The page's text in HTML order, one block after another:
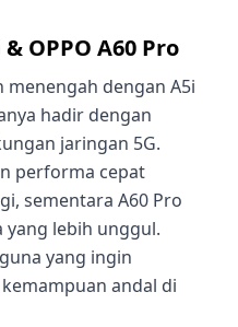
OPPO A60 Pro
menengah dengan A5i
hadir dengan
jaringan 5G.
performa cepat
sementara A60 Pro
lebih unggul.
yang ingin
andal di